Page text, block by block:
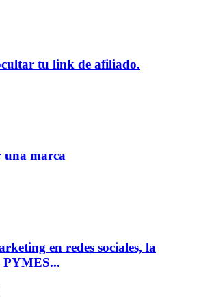
tu link de afiliado.
una marca
en redes sociales, la
PYMES...